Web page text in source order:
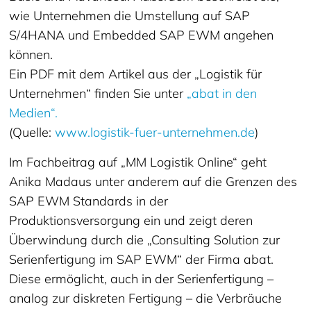
wie Unternehmen die Umstellung auf SAP
S/4HANA und Embedded SAP EWM angehen
können.
Ein PDF mit dem Artikel aus der „Logistik für
Unternehmen“ finden Sie unter „abat in den
Medien“.
(Quelle:www.logistik-fuer-unternehmen.de)
Im Fachbeitrag auf „MM Logistik Online“ geht
Anika Madaus unter anderem auf die Grenzen des
SAP EWM Standards in der
Produktionsversorgung ein und zeigt deren
Überwindung durch die „Consulting Solution zur
Serienfertigung im SAP EWM“ der Firma abat.
Diese ermöglicht, auch in der Serienfertigung –
analog zur diskreten Fertigung – die Verbräuche